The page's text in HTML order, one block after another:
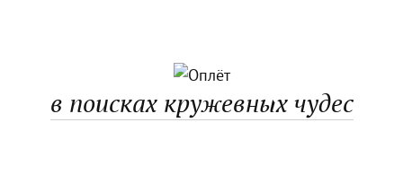
в поисках кружевных чудес